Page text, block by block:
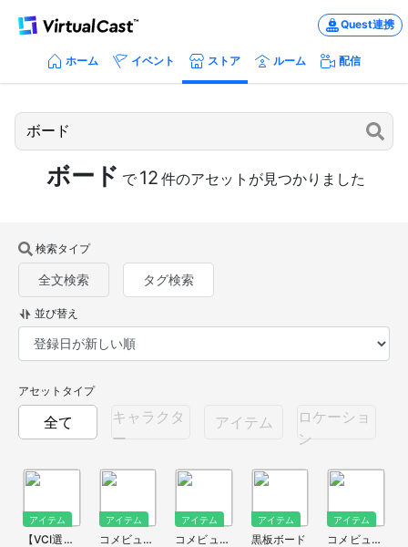
Quest連携
ホーム イベント ストア ルーム 配信
ボード で 12 件のアセットが見つかりました
検索タイプ
全文検索 タグ検索
並び替え
アセットタイプ
全て
キャラクタ
ー
アイテム
ロケーショ
ン
アイテム
【VCI選手権①】キャプテン・師匠
アイテム
コメビュVer.2 Long（黒板）
アイテム
コメビュVer.2（黒板）
アイテム
黒板ボード
アイテム
コメビュ（モニター）【ベッラ家具】